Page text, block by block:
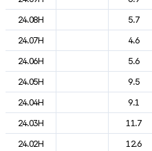
24.08H
5.7
24.07H
4.6
24.06H
5.6
24.05H
9.5
24.04H
9.1
24.03H
11.7
24.02H
12.6